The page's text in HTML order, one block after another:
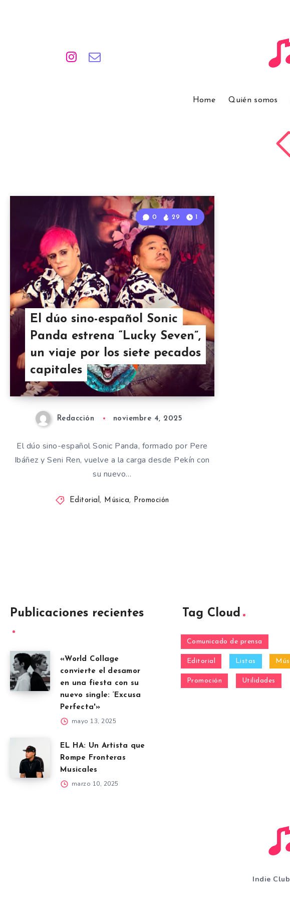
Home Quién somos
El dúo sino-español Sonic
Panda estrena “Lucky Seven”,
un viaje por los siete pecados
capitales
0 29 1
Redacción noviembre 4, 2025
El dúo sino-español Sonic Panda, formado por Pere
Ibáñez y Seni Ren, vuelve a la carga desde Pekín con
su nuevo…
Editorial, Música, Promoción
Publicaciones recientes
«World Collage
convierte el desamor
en una fiesta con su
nuevo single: ‘Excusa
Perfecta'»
mayo 13, 2025
EL HA: Un Artista que
Rompe Fronteras
Musicales
marzo 10, 2025
Tag Cloud
Comunicado de prensa
Editorial Listas
Promoción Utilidades
Indie